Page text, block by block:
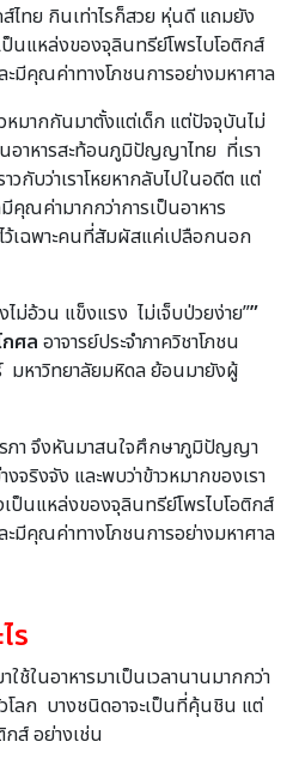
ไทย กินเท่าไรก็สวย หุ่นดี แถมยัง
ป็นแหล่งของจุลินทรีย์โพรไบโอติกส์
มีคุณค่าทางโภชนการอย่างมหาศาล
มากกันมาตั้งแต่เด็ก แต่ปัจจุบันไม่
าหารสะท้อนภูมิปัญญาไทย ที่เรา
กับว่าเราโหยหากลับไปในอดีต แต่
คุณค่ามากกว่าการเป็นอาหาร
เฉพาะคนที่สัมผัสแค่เปลือกนอก
ม่อ้วน แข็งแรง ไม่เจ็บป่วยง่าย””
ศล อาจารย์ประจำภาควิชาโภชน
หาวิทยาลัยมหิดล ย้อนมายังผู้
ภา จึงหันมาสนใจศึกษาภูมิปัญญา
จริงจัง และพบว่าข้าวหมากของเรา
นแหล่งของจุลินทรีย์โพรไบโอติกส์
มีคุณค่าทางโภชนการอย่างมหาศาล
ร
ช้ในอาหารมาเป็นเวลานานมากกว่า
โลก บางชนิดอาจะเป็นที่คุ้นชิน แต่
กส์ อย่างเช่น